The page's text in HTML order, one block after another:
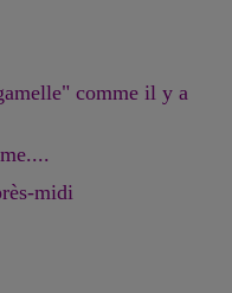
comme il y a
midi